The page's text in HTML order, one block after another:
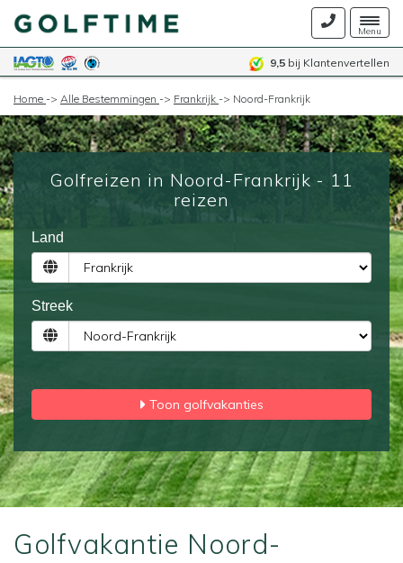
Menu
9,5 bij Klantenvertellen
Home -> Alle Bestemmingen -> Frankrijk -> Noord-Frankrijk
Golfreizen in Noord-Frankrijk - 11
reizen
Land
Streek
Toon golfvakanties
Golfvakantie Noord-